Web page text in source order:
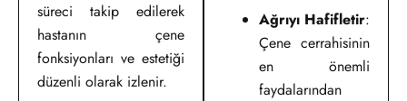
süreci takip edilerek
hastanın çene
fonksiyonları ve estetiği
düzenli olarak izlenir.
Ağrıyı Hafifletir:
Çene cerrahisinin
en önemli
faydalarından